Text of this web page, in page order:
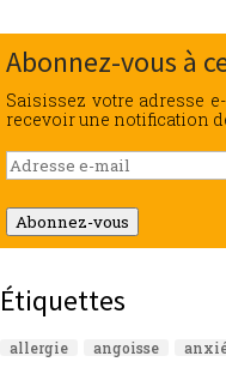
Abonnez-vous à
Saisissez votre adresse
recevoir une notification
Adresse
e-
mail
Abonnez-vous
Étiquettes
allergie angoisse